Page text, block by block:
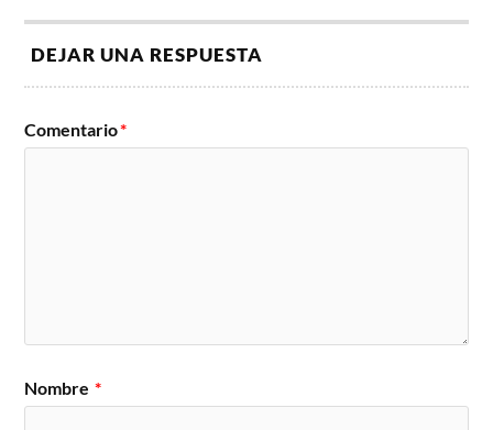
DEJAR UNA RESPUESTA
Comentario*
Nombre *